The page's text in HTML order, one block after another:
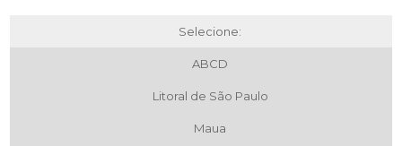
Selecione:
ABCD
Litoral de São Paulo
Maua